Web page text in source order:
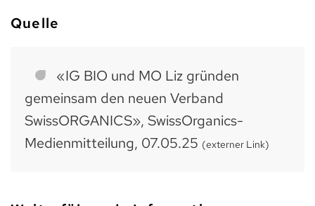
Quelle
«IG BIO und MO Liz gründen
gemeinsam den neuen Verband
SwissORGANICS», SwissOrganics-
Medienmitteilung, 07.05.25 (externer Link)